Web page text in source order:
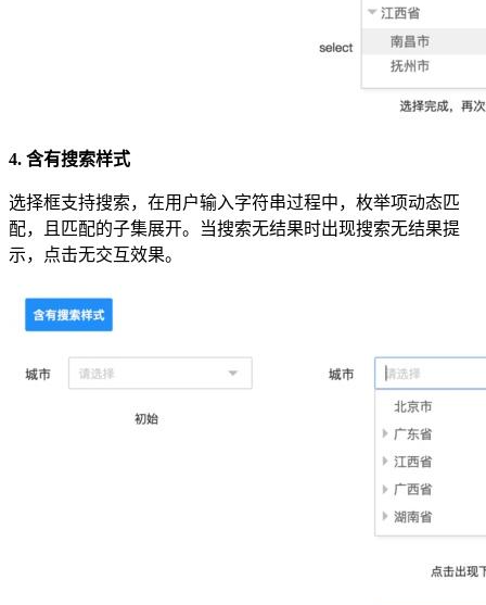
4. 含有搜索样式
选择框支持搜索，在用户输入字符串过程中，枚举项动态匹
配，且匹配的子集展开。当搜索无结果时出现搜索无结果提
示，点击无交互效果。